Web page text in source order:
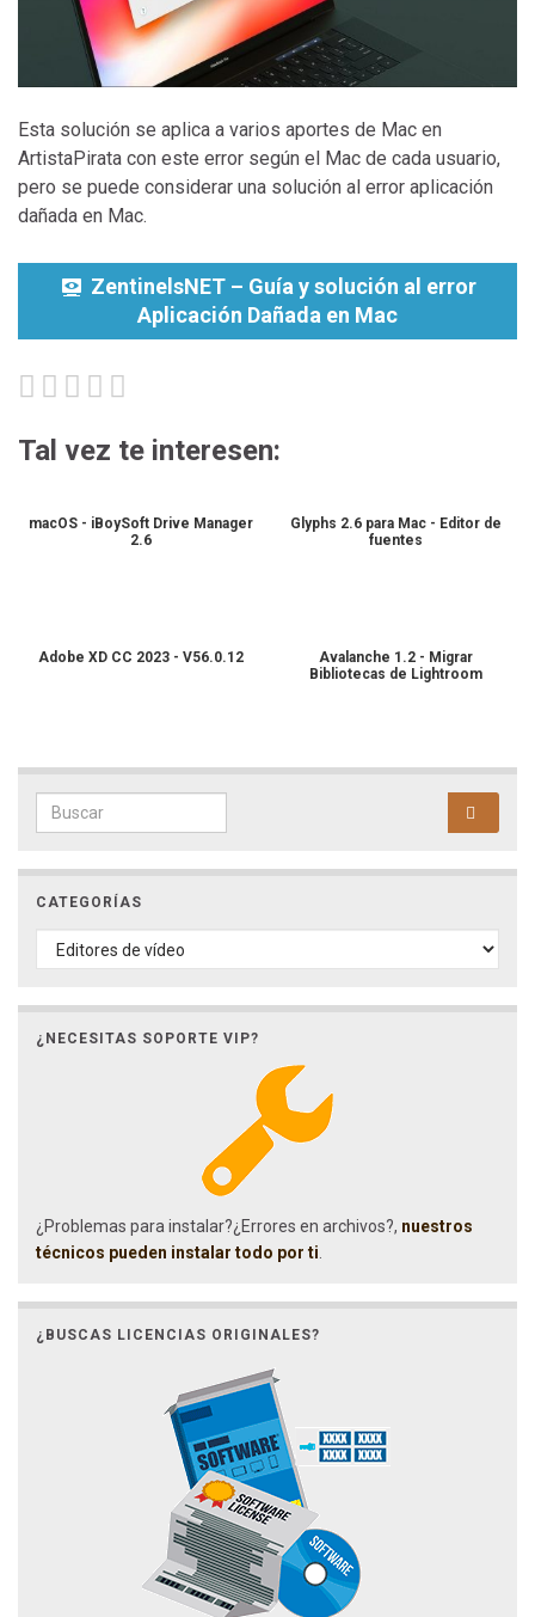
Esta solución se aplica a varios aportes de Mac en
ArtistaPirata con este error según el Mac de cada usuario,
pero se puede considerar una solución al error aplicación
dañada en Mac.
ZentinelsNET – Guía y solución al error
Aplicación Dañada en Mac
Tal vez te interesen:
macOS - iBoySoft Drive Manager
2.6
Glyphs 2.6 para Mac - Editor de
fuentes
Adobe XD CC 2023 - V56.0.12
Avalanche 1.2 - Migrar
Bibliotecas de Lightroom
Search for:
CATEGORÍAS
CATEGORÍAS
¿NECESITAS SOPORTE VIP?
¿Problemas para instalar?¿Errores en archivos?, nuestros
técnicos pueden instalar todo por ti
¿BUSCAS LICENCIAS ORIGINALES?